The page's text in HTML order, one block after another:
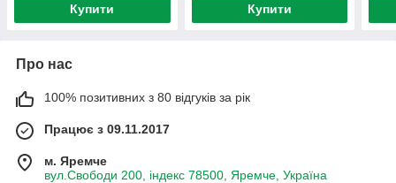
Купити Купити
Про нас
100% позитивних з 80 відгуків за рік
Працює з 09.11.2017
м. Яремче
вул.Свободи 200, індекс 78500, Яремче, Україна